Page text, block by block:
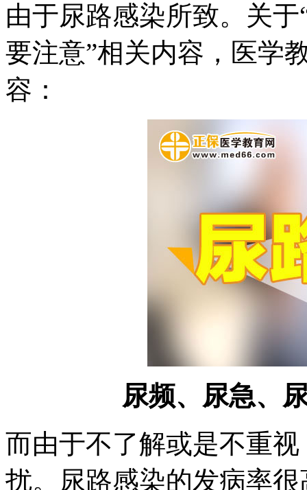
由于尿路感染所致。关
要注意”相关内容，医学
容：
尿频、尿急、
而由于不了解或是不重
扰。尿路感染的发病率